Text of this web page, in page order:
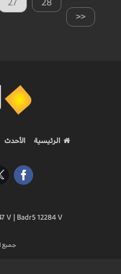
27 28
<<
الرئيسية الأحدث
V | Badr5 12284 V
جميع